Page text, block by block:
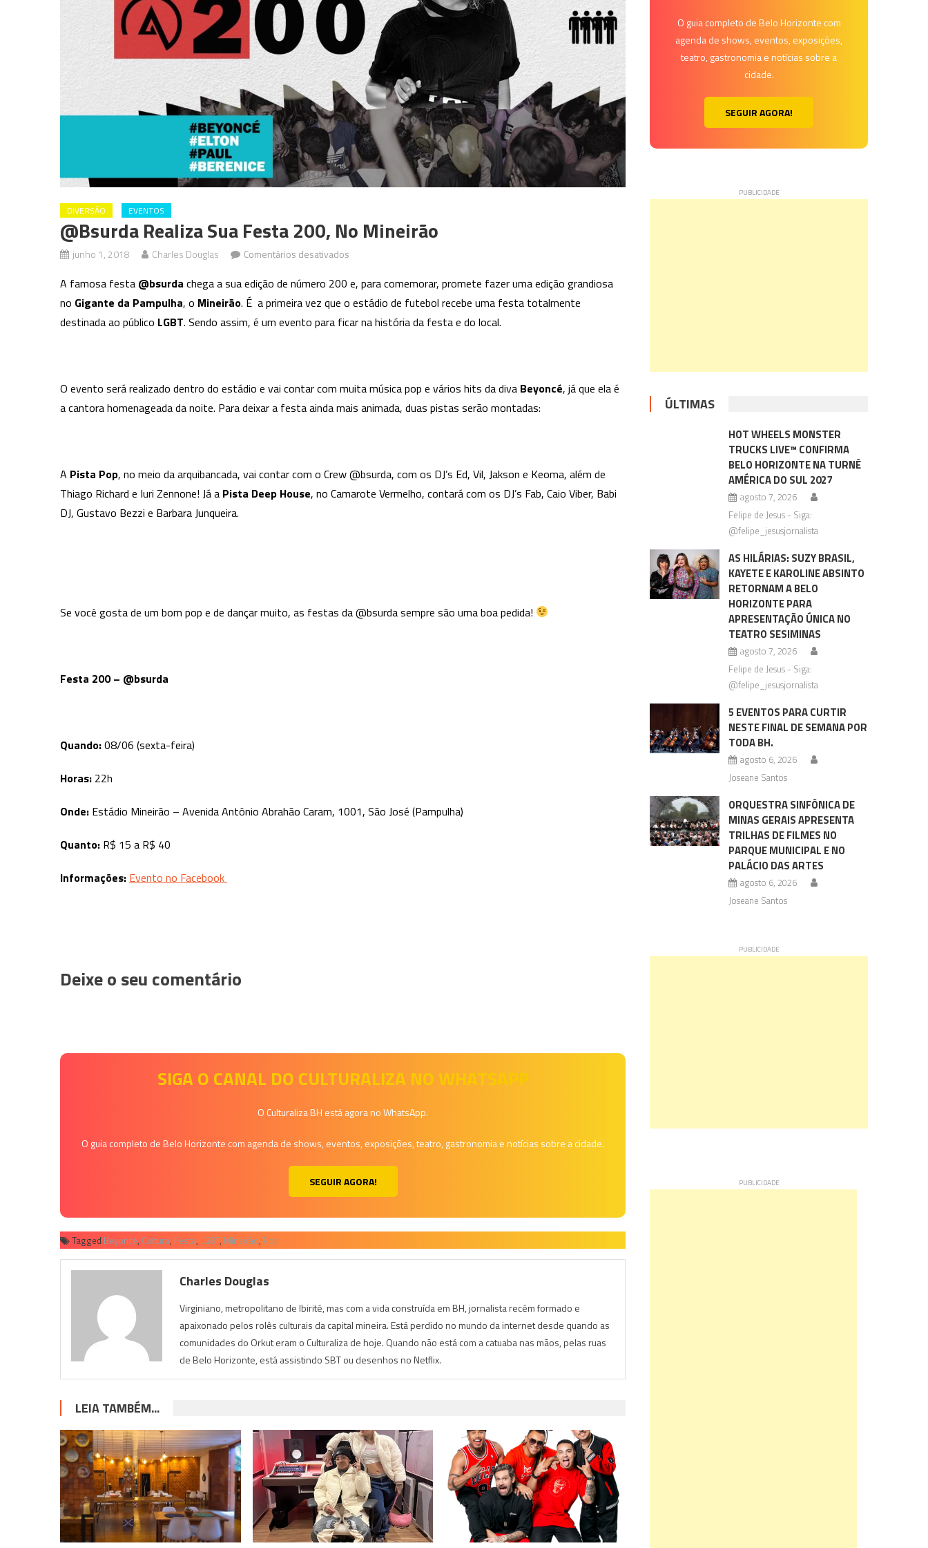
DIVERSÃO EVENTOS
@bsurda Realiza Sua Festa 200, No Mineirão
junho 1, 2018 Charles Douglas Comentários desativados
realiza
sua
festa
A famosa festa @bsurda chega a sua edição de número 200 e, para comemorar, promete fazer uma edição grandiosa
no Gigante da Pampulha, o Mineirão. É a primeira vez que o estádio de futebol recebe uma festa totalmente
destinada ao público LGBT. Sendo assim, é um evento para ficar na história da festa e do local.
O evento será realizado dentro do estádio e vai contar com muita música pop e vários hits da diva Beyoncé, já que ela é
a cantora homenageada da noite. Para deixar a festa ainda mais animada, duas pistas serão montadas:
A Pista Pop, no meio da arquibancada, vai contar com o Crew @bsurda, com os DJ’s Ed, Vil, Jakson e Keoma, além de
Thiago Richard e Iuri Zennone! Já a Pista Deep House, no Camarote Vermelho, contará com os DJ’s Fab, Caio Viber, Babi
DJ, Gustavo Bezzi e Barbara Junqueira.
Se você gosta de um bom pop e de dançar muito, as festas da @bsurda sempre são uma boa pedida!
Festa 200 – @bsurda
Quando:08/06 (sexta-feira)
Horas: 22h
Onde: Estádio Mineirão – Avenida Antônio Abrahão Caram, 1001, São José (Pampulha)
Quanto: R$ 15 a R$ 40
Informações: Evento no Facebook
Deixe o seu comentário
SIGA O CANAL DO CULTURALIZA NO WHATSAPP
O Culturaliza BH está agora no WhatsApp.
O guia completo de Belo Horizonte com agenda de shows, eventos, exposições, teatro, gastronomia e notícias sobre a cidade.
SEGUIR AGORA!
Tagged Beyoncé, Cultura, Festa, LGBT, Mineirão, Pop
Charles Douglas
Virginiano, metropolitano de Ibirité, mas com a vida construída em BH, jornalista recém formado e
apaixonado pelos rolês culturais da capital mineira. Está perdido no mundo da internet desde quando as
comunidades do Orkut eram o Culturaliza de hoje. Quando não está com a catuaba nas mãos, pelas ruas
de Belo Horizonte, está assistindo SBT ou desenhos no Netflix.
LEIA TAMBÉM...
O guia completo de Belo Horizonte com
agenda de shows, eventos, exposições,
teatro, gastronomia e notícias sobre a
cidade.
SEGUIR AGORA!
ÚLTIMAS
HOT WHEELS MONSTER
TRUCKS LIVE™ CONFIRMA
BELO HORIZONTE NA TURNÊ
AMÉRICA DO SUL 2027
agosto 7, 2026
Felipe de Jesus - Siga:
@felipe_jesusjornalista
AS HILÁRIAS: SUZY BRASIL,
KAYETE E KAROLINE ABSINTO
RETORNAM A BELO
HORIZONTE PARA
APRESENTAÇÃO ÚNICA NO
TEATRO SESIMINAS
agosto 7, 2026
Felipe de Jesus - Siga:
@felipe_jesusjornalista
5 EVENTOS PARA CURTIR
NESTE FINAL DE SEMANA POR
TODA BH.
agosto 6, 2026
Joseane Santos
ORQUESTRA SINFÔNICA DE
MINAS GERAIS APRESENTA
TRILHAS DE FILMES NO
PARQUE MUNICIPAL E NO
PALÁCIO DAS ARTES
agosto 6, 2026
Joseane Santos